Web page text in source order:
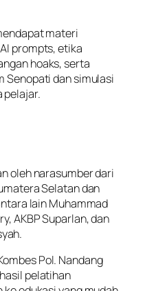
materi
prompts, etika
hoaks, serta
Senopati dan simulasi
pelajar.
oleh narasumber dari
Selatan dan
lain Muhammad
AKBP Suparlan, dan
Pol. Nandang
pelatihan